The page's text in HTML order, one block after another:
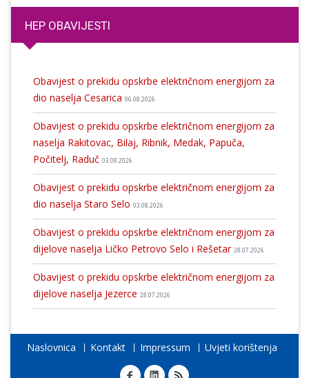
HEP OBAVIJESTI
Obavijest o prekidu opskrbe električnom energijom za
dio naselja Cesarica 06.08.2026
Obavijest o prekidu opskrbe električnom energijom za
naselja Rakitovac, Bilaj, Ribnik, Medak, Papuča,
Počitelj, Raduč 03.08.2026
Obavijest o prekidu opskrbe električnom energijom za
dio naselja Staro Selo 03.08.2026
Obavijest o prekidu opskrbe električnom energijom za
dijelove naselja Ličko Petrovo Selo i Rešetar 28.07.2026
Obavijest o prekidu opskrbe električnom energijom za
dijelove naselja Jezerce 28.07.2026
Naslovnica Kontakt Impressum Uvjeti korištenja